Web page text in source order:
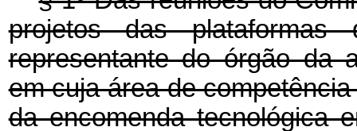
projetos das plataformas
representante do órgão da
em cuja área de
da encomenda tecnológica